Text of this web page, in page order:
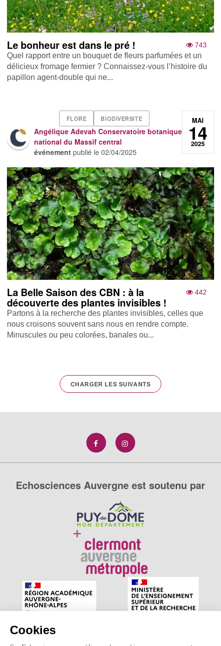
Cookies
743
Le bonheur est dans le pré !
Quel rapport entre un bouquet de fleurs parfumées et un
délicieux fromage fermier ? Connaissez-vous l’histoire du
papillon agent-double qui ne...
FLORE BIODIVERSITE
Angélique Adevah Conservatoire botanique
national du Massif central
événement publié le02/04/2025
MAI
14
2025
442
La Belle Saison des CBN : à la
découverte des plantes invisibles !
Partons à la recherche des plantes invisibles, celles que
nous croisons souvent sans nous en rendre compte.
Minuscules ou peu colorées, banales ou...
CHARGER LES SUIVANTS
Echosciences Auvergne est soutenu par